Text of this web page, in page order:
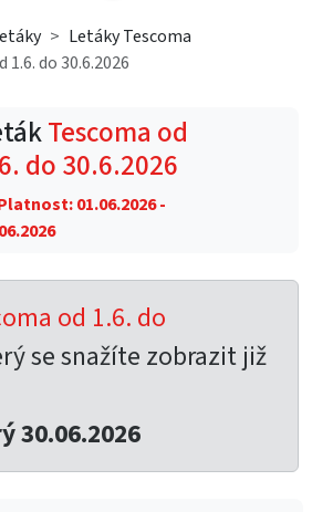
Letáky Tescoma
do 30.6.2026
Tescoma od
do 30.6.2026
01.06.2026 -
od 1.6. do
se snažíte zobrazit již
30.06.2026